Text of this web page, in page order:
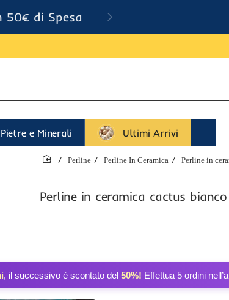
50€ di Spesa
Pietre e Minerali Ultimi Arrivi
Perline in ceramica cactus
Perline Perline In Ceramica Perline in
, il successivo è scontato del 50%! Effettua 5 ordini